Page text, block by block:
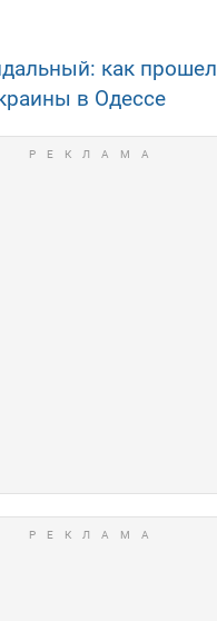
как прошел
в Одессе